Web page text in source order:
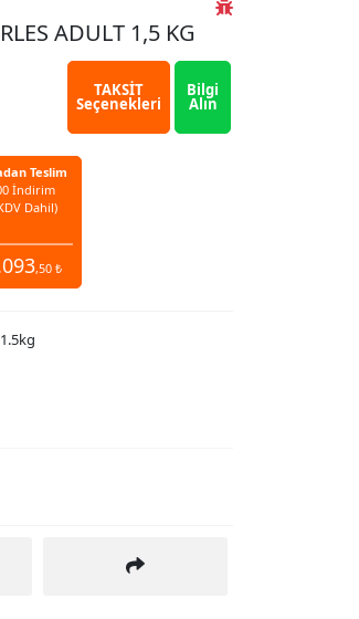
ADULT 1,5 KG
TAKSİT
Seçenekleri
Bilgi
Alın
Teslim
İndirim
Dahil)
,50 ₺